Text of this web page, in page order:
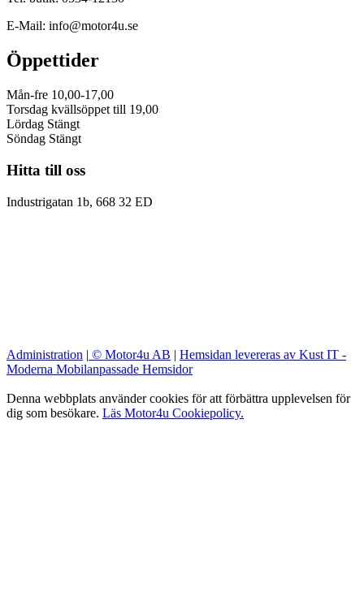
E-Mail: info@motor4u.se
Öppettider
Mån-fre 10,00-17,00
Torsdag kvällsöppet till 19,00
Lördag Stängt
Söndag Stängt
Hitta till oss
Industrigatan 1b, 668 32 ED
Administration | © Motor4u AB | Hemsidan levereras av Kust IT -
Moderna Mobilanpassade Hemsidor
Denna webbplats använder cookies för att förbättra upplevelsen för
dig som besökare. Läs Motor4u Cookiepolicy.